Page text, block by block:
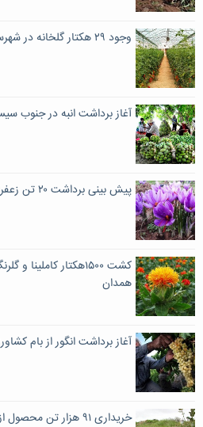
وجود ۲۹ هکتار گلخانه در شهرستان نهاوند
آغاز برداشت انبه در جنوب
پیش بینی برداشت ۲۰ تن زعفران از مزارع خراسان شمالی
کشت ۱۵۰۰هکتار
همدان
آغاز برداشت انگور از بام
خریداری ۹۱ هزار تن محصول از کشاورزان هرمزگانی